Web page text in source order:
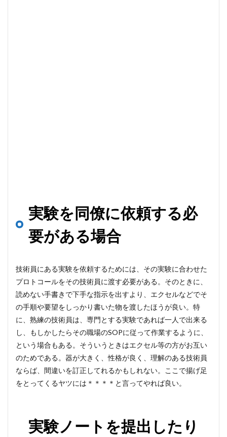
実験を同僚に依頼する必
要がある場合
技術員にある実験を依頼するためには、その実験に合わせた
プロトコールをその技術員に渡す必要がある。そのときに、
読めない手書きで下手な指示を出すより、エクセルなどでそ
の手順や要望をしっかり書いた物を渡したほうが良い。特
に、熟練の技術員は、専門とする実験であれば一人で出来る
し、もしかしたらその職場のSOPに従って作業するように、
という場合もある。そういうときはエクセル等の方がお互い
のためである。器が大きく、性格が良く、理解のある技術員
ならば、間違いを訂正してれるかもしれない。ここで揚げ足
をとってくるヤツには＊＊＊＊と言ってやれば良い。
実験ノートを提出したり